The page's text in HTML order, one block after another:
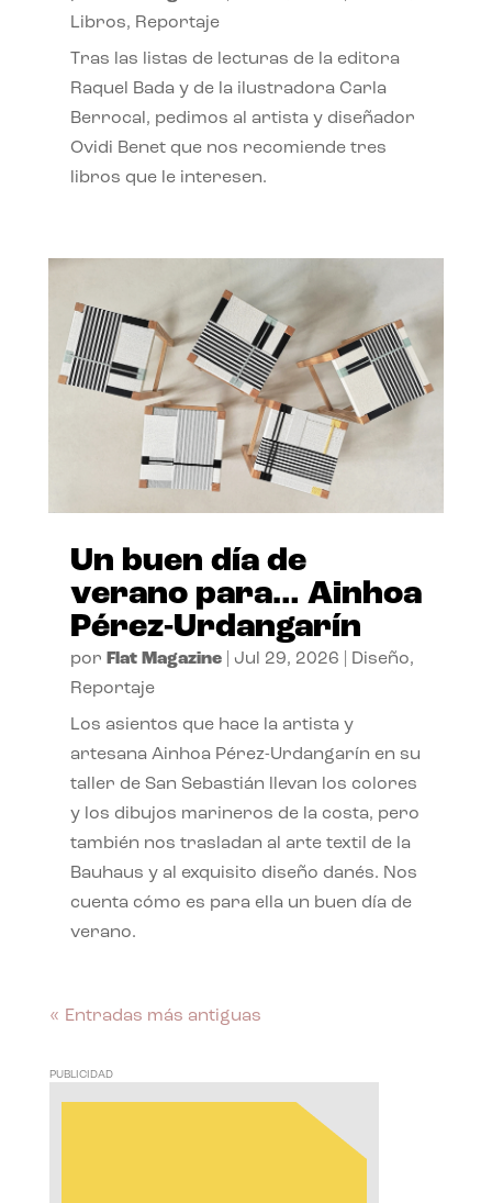
Libros, Reportaje
Tras las listas de lecturas de la editora
Raquel Bada y de la ilustradora Carla
Berrocal, pedimos al artista y diseñador
Ovidi Benet que nos recomiende tres
libros que le interesen.
Un buen día de
verano para… Ainhoa
Pérez-Urdangarín
por Flat Magazine| Jul 29, 2026 Diseño,
Reportaje
Los asientos que hace la artista y
artesana Ainhoa Pérez-Urdangarín en su
taller de San Sebastián llevan los colores
y los dibujos marineros de la costa, pero
también nos trasladan al arte textil de la
Bauhaus y al exquisito diseño danés. Nos
cuenta cómo es para ella un buen día de
verano.
« Entradas más antiguas
PUBLICIDAD